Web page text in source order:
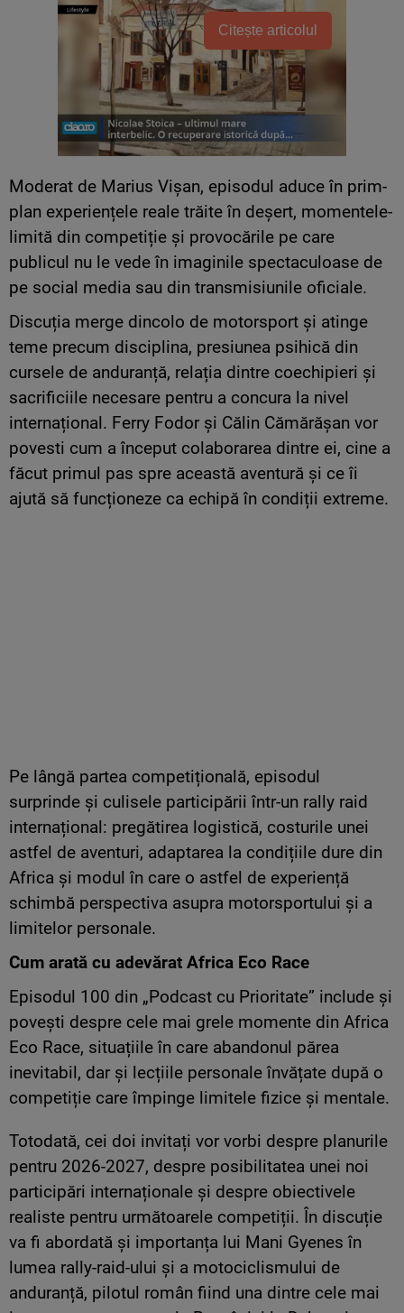
Citește articolul
Moderat de Marius Vișan, episodul aduce în prim-
plan experiențele reale trăite în deșert, momentele-
limită din competiție și provocările pe care
publicul nu le vede în imaginile spectaculoase de
pe social media sau din transmisiunile oficiale.
Discuția merge dincolo de motorsport și atinge
teme precum disciplina, presiunea psihică din
cursele de anduranță, relația dintre coechipieri și
sacrificiile necesare pentru a concura la nivel
internațional. Ferry Fodor și Călin Cămărășan vor
povesti cum a început colaborarea dintre ei, cine a
făcut primul pas spre această aventură și ce îi
ajută să funcționeze ca echipă în condiții extreme.
Pe lângă partea competițională, episodul
surprinde și culisele participării într-un rally raid
internațional: pregătirea logistică, costurile unei
astfel de aventuri, adaptarea la condițiile dure din
Africa și modul în care o astfel de experiență
schimbă perspectiva asupra motorsportului și a
limitelor personale.
Cum arată cu adevărat Africa Eco Race
Episodul 100 din „Podcast cu Prioritate” include și
povești despre cele mai grele momente din Africa
Eco Race, situațiile în care abandonul părea
inevitabil, dar și lecțiile personale învățate după o
competiție care împinge limitele fizice și mentale.
Totodată, cei doi invitați vor vorbi despre planurile
pentru 2026-2027, despre posibilitatea unei noi
participări internaționale și despre obiectivele
realiste pentru următoarele competiții. În discuție
va fi abordată și importanța lui Mani Gyenes în
lumea rally-raid-ului și a motociclismului de
anduranță, pilotul român fiind una dintre cele mai